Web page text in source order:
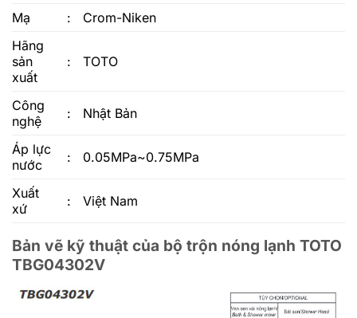
Mạ :
Crom-Niken
Hãng
sản
xuất
: TOTO
Công
nghệ
: Nhật Bản
Áp lực
nước
: 0.05MPa~0.75MPa
Xuất
xứ
: Việt Nam
Bản vẽ kỹ thuật của bộ trộn nóng lạnh TOTO
TBG04302V